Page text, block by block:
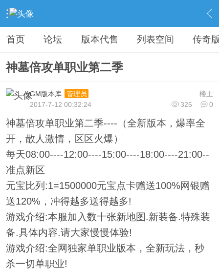
› 教程广告专区 › 广告专区 › 内容
首页 论坛 版本代售 列表空间 传奇
神墓倍攻单职业第二季
楼主
GM版本库
管理员
325
0
2017-7-12 00:32:24
神墓倍攻单职业第二季----（全新版本，爆率全
开，散人激情，区区火爆）
每天08:00----12:00----15:00----18:00----21:00--
准点新区
元宝比列:1=1500000元宝点卡赠送100%网银赠
送120%，冲得越多送得越多!
游戏介绍:本服加入数十张新地图.新装备.特殊装
备.具体内容.请大家慢慢体验!
游戏介绍:全网独家单职业版本，全新玩法，秒
杀一切单职业!